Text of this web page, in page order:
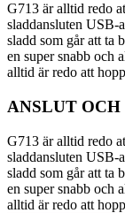
G713 är alltid redo
sladdansluten
sladd som går att ta
en super snabb och
alltid är redo att
ANSLUT OCH
G713 är alltid redo
sladdansluten
sladd som går att ta
en super snabb och
alltid är redo att